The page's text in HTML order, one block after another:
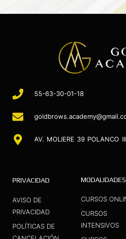
55-63-30-01-18
AV. MOLIERE 39 POLANCO
PRIVACIDAD
AVISO DE
PRIVACIDAD
POLÍTICAS DE
MODALIDADES
CURSOS
CURSOS
INTENSIVOS